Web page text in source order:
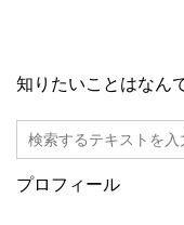
知りたいことはなん
プロフィール